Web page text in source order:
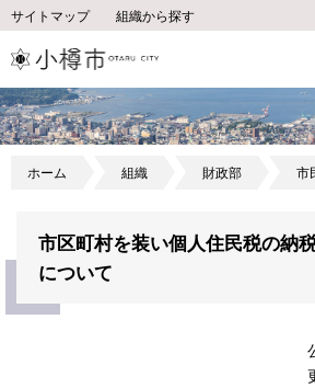
サイトマップ 組織から探す
ホーム 組織 財政部 市
市区町村を装い個人住民税の納
について